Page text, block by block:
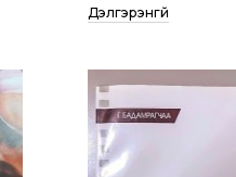
Дэлгэрэнгүй